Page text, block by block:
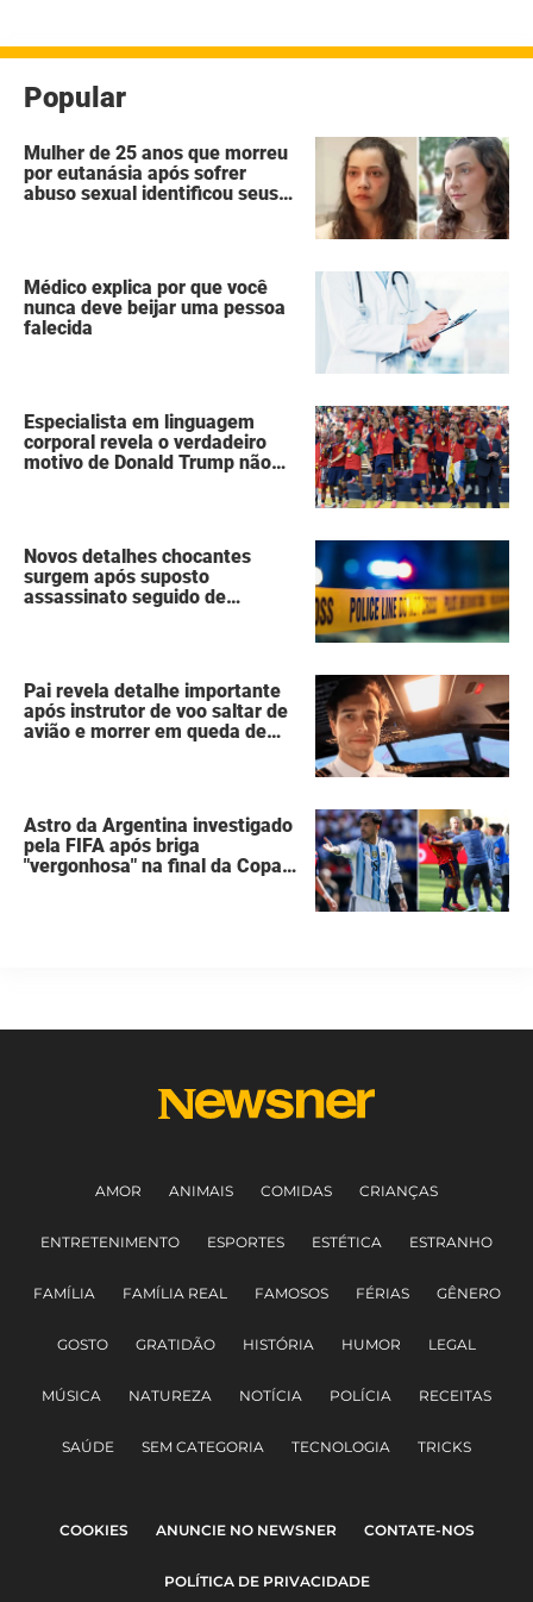
Popular
Mulher de 25 anos que morreu
por eutanásia após sofrer
abuso sexual identificou seus
Médico explica por que você
nunca deve beijar uma pessoa
falecida
Especialista em linguagem
corporal revela o verdadeiro
motivo de Donald Trump não
Novos detalhes chocantes
surgem após suposto
assassinato seguido de
Pai revela detalhe importante
após instrutor de voo saltar de
avião e morrer em queda de
Astro da Argentina investigado
pela FIFA após briga
"vergonhosa" na final da Copa
AMOR ANIMAIS COMIDAS CRIANÇAS
ENTRETENIMENTO ESPORTES ESTÉTICA ESTRANHO
FAMÍLIA FAMÍLIA REAL FAMOSOS FÉRIAS GÊNERO
GOSTO GRATIDÃO HISTÓRIA HUMOR LEGAL
MÚSICA NATUREZA NOTÍCIA POLÍCIA RECEITAS
SAÚDE SEM CATEGORIA TECNOLOGIA TRICKS
COOKIES ANUNCIE NO NEWSNER CONTATE-NOS
POLÍTICA DE PRIVACIDADE